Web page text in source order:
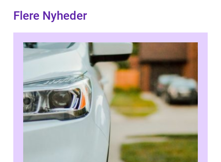
Flere Nyheder